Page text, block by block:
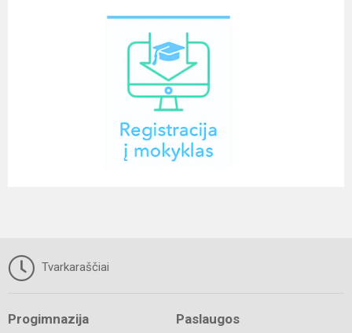
Tvarkaraščiai
Progimnazija Paslaugos